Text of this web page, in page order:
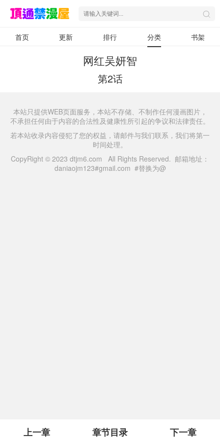
首页 更新 排行 分类 书架
网红吴妍智
第2话
上一章 章节目录 下一章
本站只提供WEB页面服务，本站不存储、不制作任何漫画图片，
不承担任何由于内容的合法性及健康性所引起的争议和法律责任。
若本站收录内容侵犯了您的权益，请邮件与我们联系，我们将第一
时间处理。
CopyRight © 2023 dtjm6.com All Rights Reserved. 邮箱地址：
daniaojm123#gmail.com #替换为@